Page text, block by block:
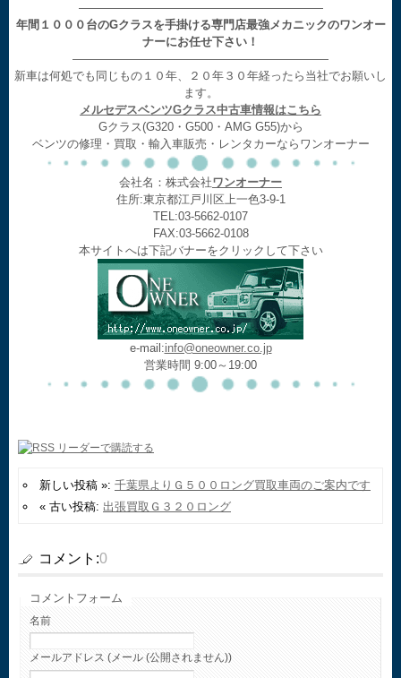
—————————————————————
年間１０００台のGクラスを手掛ける専門店最強メカニックのワンオー
ナーにお任せ下さい！
——————————————————————
新車は何処でも同じもの１０年、２０年３０年経ったら当社でお願いし
ます。
メルセデスベンツGクラス中古車情報はこちら
Gクラス(G320・G500・AMG G55)から
ベンツの修理・買取・輸入車販売・レンタカーならワンオーナー
会社名：株式会社ワンオーナー
住所:東京都江戸川区上一色3-9-1
TEL:03-5662-0107
FAX:03-5662-0108
本サイトへは下記バナーをクリックして下さい
e-mail:info@oneowner.co.jp
営業時間 9:00～19:00
新しい投稿 »: 千葉県よりＧ５００ロング買取車両のご案内です
« 古い投稿: 出張買取Ｇ３２０ロング
コメント:0
コメントフォーム
名前
メールアドレス (メール (公開されません))